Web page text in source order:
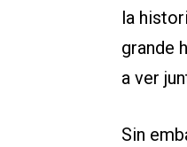
la
grande
a ver
Sin